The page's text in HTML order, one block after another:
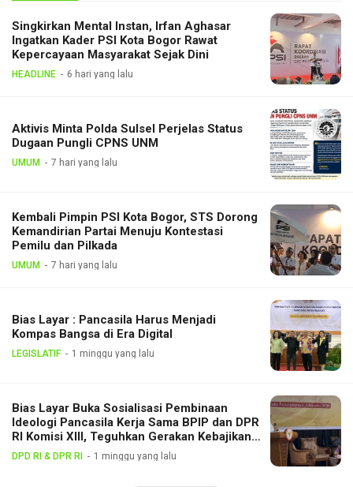
Singkirkan Mental Instan, Irfan Aghasar
Ingatkan Kader PSI Kota Bogor Rawat
Kepercayaan Masyarakat Sejak Dini
HEADLINE 6 hari yang lalu
Aktivis Minta Polda Sulsel Perjelas Status
Dugaan Pungli CPNS UNM
UMUM 7 hari yang lalu
Kembali Pimpin PSI Kota Bogor, STS Dorong
Kemandirian Partai Menuju Kontestasi
Pemilu dan Pilkada
UMUM 7 hari yang lalu
Bias Layar : Pancasila Harus Menjadi
Kompas Bangsa di Era Digital
LEGISLATIF 1 minggu yang lalu
Bias Layar Buka Sosialisasi Pembinaan
Ideologi Pancasila Kerja Sama BPIP dan DPR
RI Komisi XIII, Teguhkan Gerakan Kebajikan
Pancasila di Tengah Masyarakat
DPD RI & DPR RI 1 minggu yang lalu